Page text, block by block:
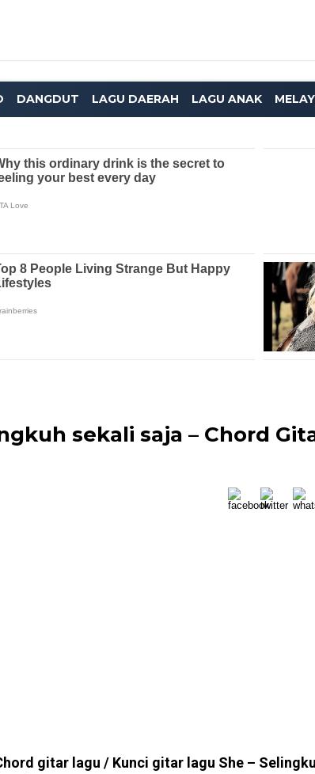
DANGDUT LAGU DAERAH LAGU ANAK
sekali saja – Chord
gitar lagu / Kunci gitar lagu She –